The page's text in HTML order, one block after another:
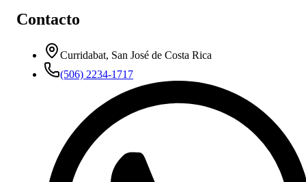
Contacto
Curridabat, San José de Costa Rica
(506) 2234-1717